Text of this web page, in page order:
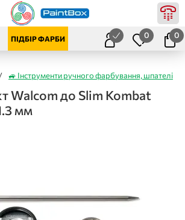
ПІДБІР ФАРБИ 0 0
/ 🚙 Інструменти ручного фарбування, шпателі
Walcom до Slim Kombat
мм